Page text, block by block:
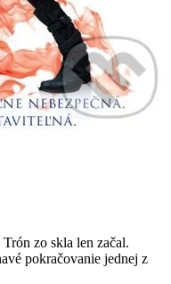
zo skla len začal.
pokračovanie jednej z